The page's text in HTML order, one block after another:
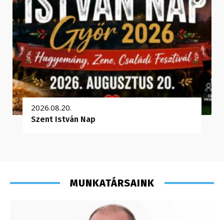
2026.08.20.
Szent István Nap
MUNKATÁRSAINK